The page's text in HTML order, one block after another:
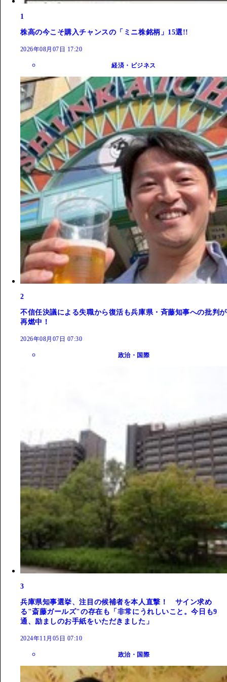
1
株高の今こそ購入チャンスの「ミニ株銘柄」15選!!
2026年08月07日 17:20
経済・ビジネス
2
不信任決議による失職から復活も兵庫県・斉藤知事への批判が
再燃中！
2026年08月07日 07:30
政治・国際
3
兵庫県知事選挙、注目の候補者を本人直撃！ サイン求め
る"斎藤ガールズ"の存在も「非常にうれしいこと。今日も9
通、励ましのお手紙をいただきました」
2024年11月05日 07:10
政治・国際